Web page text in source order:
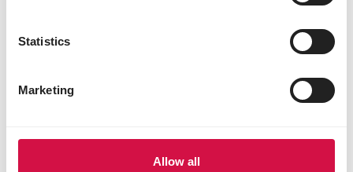
Statistics
Marketing
Allow all